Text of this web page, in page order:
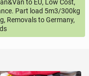
to EU, Low Cost,
Part load 5m3/300kg
Removals to Germany,